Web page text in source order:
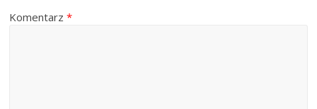
Komentarz*